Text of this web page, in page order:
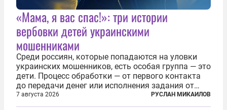
«Мама, я вас спас!»: три истории
вербовки детей украинскими
мошенниками
Среди россиян, которые попадаются на уловки
украинских мошенников, есть особая группа — это
дети. Процесс обработки — от первого контакта
до передачи денег или исполнения задания от
кураторов может занять от двух часов до
нескольких месяцев. Детей превращают в
7 августа 2026 РУСЛАН МИКАИЛОВ